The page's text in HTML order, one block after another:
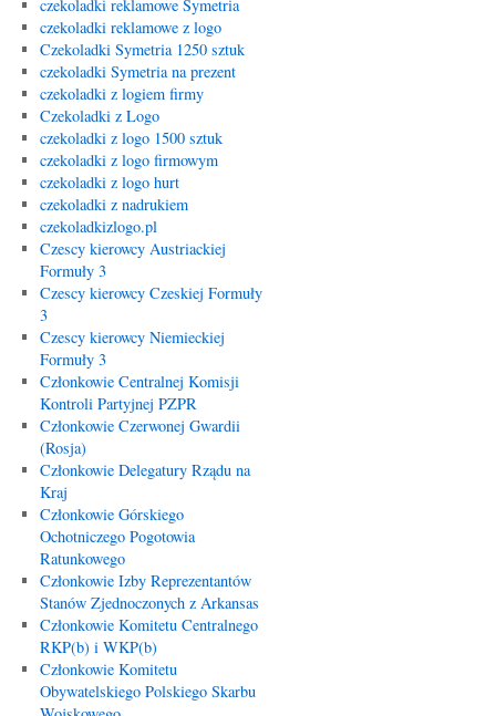
czekoladki reklamowe Symetria
czekoladki reklamowe z logo
Czekoladki Symetria 1250 sztuk
czekoladki Symetria na prezent
czekoladki z logiem firmy
Czekoladki z Logo
czekoladki z logo 1500 sztuk
czekoladki z logo firmowym
czekoladki z logo hurt
czekoladki z nadrukiem
czekoladkizlogo.pl
Czescy kierowcy Austriackiej
Formuły 3
Czescy kierowcy Czeskiej Formuły
3
Czescy kierowcy Niemieckiej
Formuły 3
Członkowie Centralnej Komisji
Kontroli Partyjnej PZPR
Członkowie Czerwonej Gwardii
(Rosja)
Członkowie Delegatury Rządu na
Kraj
Członkowie Górskiego
Ochotniczego Pogotowia
Ratunkowego
Członkowie Izby Reprezentantów
Stanów Zjednoczonych z Arkansas
Członkowie Komitetu Centralnego
RKP(b) i WKP(b)
Członkowie Komitetu
Obywatelskiego Polskiego Skarbu